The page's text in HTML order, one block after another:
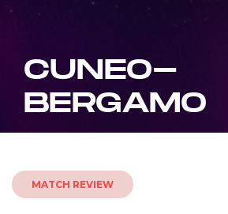
CUNEO-
BERGAMO
MATCH REVIEW